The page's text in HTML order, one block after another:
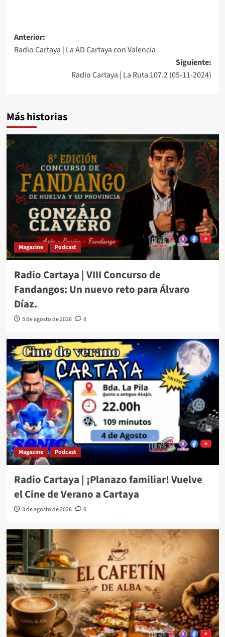
Anterior:
Radio Cartaya | La AD Cartaya con Valencia
Siguiente:
Radio Cartaya | La Ruta 107.2 (05-11-2024)
Más historias
Magazine Podcast
Radio Cartaya | VIII Concurso de
Fandangos: Un nuevo reto para Álvaro
Díaz.
5 de agosto de 2026 0
Magazine Podcast
Radio Cartaya | ¡Planazo familiar! Vuelve
el Cine de Verano a Cartaya
3 de agosto de 2026 0